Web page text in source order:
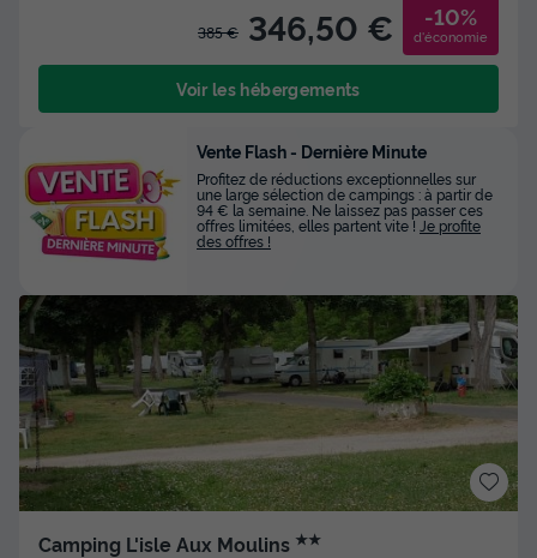
385 € 346,50 € -10%
d'économie
Voir les hébergements
Camping L'isle Aux Moulins ★★
Vente Flash - Dernière Minute
Profitez de réductions exceptionnelles sur
une large sélection de campings : à partir de
94 € la semaine. Ne laissez pas passer ces
offres limitées, elles partent vite ! Je profite
des offres !